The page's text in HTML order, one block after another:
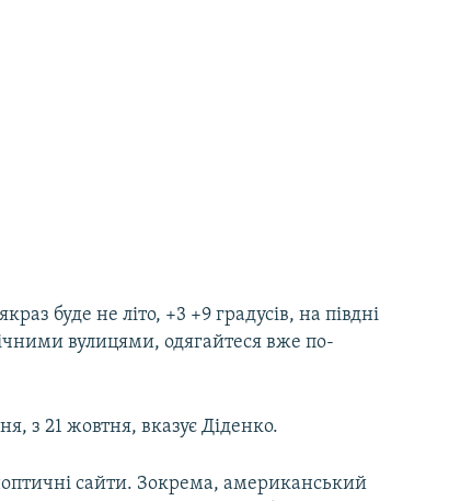
буде не літо, +3 +9 градусів, на півдні
вулицями, одягайтеся вже по-
з 21 жовтня, вказує Діденко.
сайти. Зокрема, американський